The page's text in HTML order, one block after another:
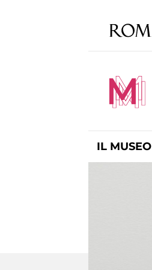
IL MUSEO